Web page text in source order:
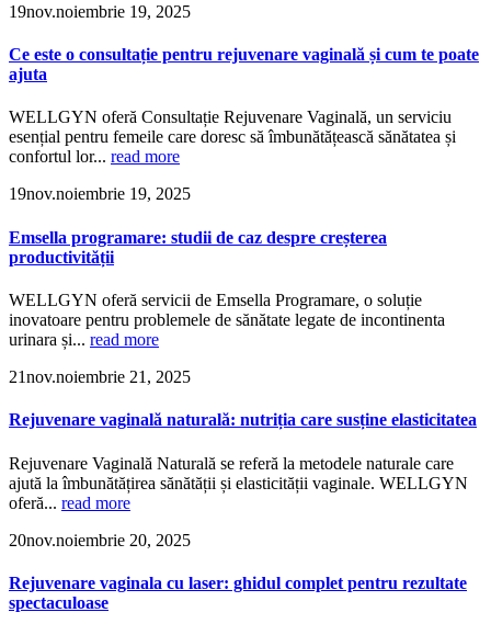
19nov.noiembrie 19, 2025
Ce este o consultație pentru rejuvenare vaginală și cum te poate
ajuta
WELLGYN oferă Consultație Rejuvenare Vaginală, un serviciu
esențial pentru femeile care doresc să îmbunătățească sănătatea și
confortul lor... read more
19nov.noiembrie 19, 2025
Emsella programare: studii de caz despre creșterea
productivității
WELLGYN oferă servicii de Emsella Programare, o soluție
inovatoare pentru problemele de sănătate legate de incontinenta
urinara și... read more
21nov.noiembrie 21, 2025
Rejuvenare vaginală naturală: nutriția care susține elasticitatea
Rejuvenare Vaginală Naturală se referă la metodele naturale care
ajută la îmbunătățirea sănătății și elasticității vaginale. WELLGYN
oferă... read more
20nov.noiembrie 20, 2025
Rejuvenare vaginala cu laser: ghidul complet pentru rezultate
spectaculoase